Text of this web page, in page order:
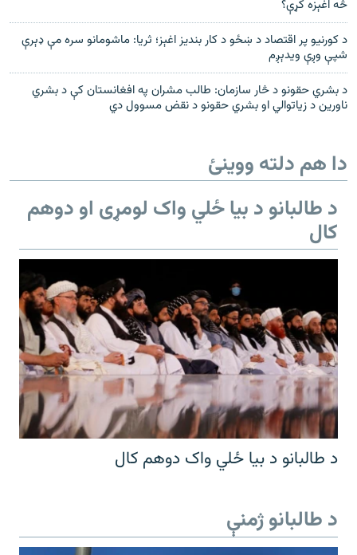
څه اغېزه کړې؟
د کورنیو پر اقتصاد د ښځو د کار بندیز اغېز؛ ثریا: ماشومانو سره مې ډېرې
شپې وږې ویدېږم
د بشري حقونو د څار سازمان: طالب مشران په افغانستان کې د بشري
ناورین د زیاتوالي او بشري حقونو د نقض مسوول دي
دا هم دلته ووینئ
د طالبانو د بیا ځلي واک لومړی او دوهم
کال
د طالبانو د بیا ځلي واک دوهم کال
د طالبانو ژمنې